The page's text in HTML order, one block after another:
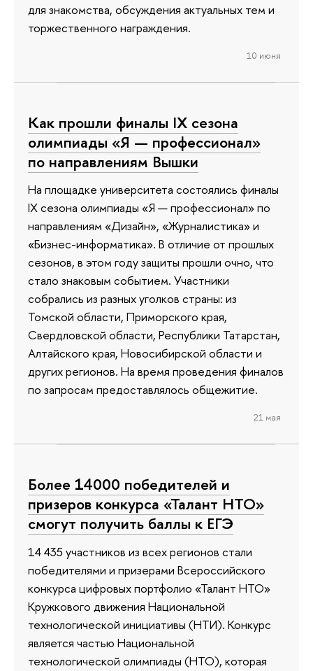
для знакомства, обсуждения актуальных тем и
торжественного награждения.
10 июня
Как прошли финалы IX сезона
олимпиады «Я — профессионал»
по направлениям Вышки
На площадке университета состоялись финалы
IX сезона олимпиады «Я — профессионал» по
направлениям «Дизайн», «Журналистика» и
«Бизнес-информатика». В отличие от прошлых
сезонов, в этом году защиты прошли очно, что
стало знаковым событием. Участники
собрались из разных уголков страны: из
Томской области, Приморского края,
Свердловской области, Республики Татарстан,
Алтайского края, Новосибирской области и
других регионов. На время проведения финалов
по запросам предоставлялось общежитие.
21 мая
Более 14000 победителей и
призеров конкурса «Талант НТО»
смогут получить баллы к ЕГЭ
14 435 участников из всех регионов стали
победителями и призерами Всероссийского
конкурса цифровых портфолио «Талант НТО»
Кружкового движения Национальной
технологической инициативы (НТИ). Конкурс
является частью Национальной
технологической олимпиады (НТО), которая